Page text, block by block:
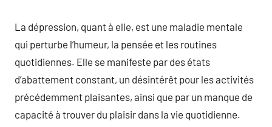
La dépression, quant à elle, est une maladie mentale
qui perturbe l’humeur, la pensée et les routines
quotidiennes. Elle se manifeste par des états
d’abattement constant, un désintérêt pour les activités
précédemment plaisantes, ainsi que par un manque de
capacité à trouver du plaisir dans la vie quotidienne.